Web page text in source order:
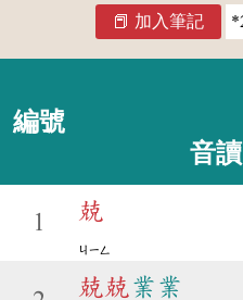
加入筆記
編號
音讀
1 兢
ㄐㄧㄥ
兢 兢 業業